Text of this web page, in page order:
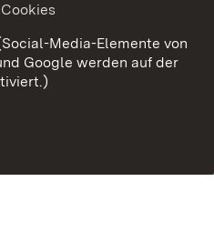
Media-Elemente von
Google werden auf der